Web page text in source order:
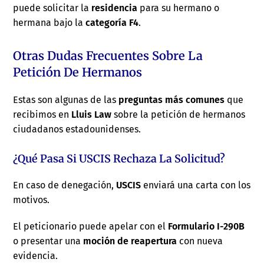
puede solicitar la residencia para su hermano o
hermana bajo lacategoría F4.
Otras Dudas Frecuentes Sobre La
Petición De Hermanos
Estas son algunas de las preguntas más comunes que
recibimos en Lluis Law sobre la petición de hermanos
ciudadanos estadounidenses.
¿Qué Pasa Si USCIS Rechaza La Solicitud?
En caso de denegación, USCIS enviará una carta con los
motivos.
El peticionario puede apelar con el Formulario I-290B
o presentar una moción de reapertura con nueva
evidencia.